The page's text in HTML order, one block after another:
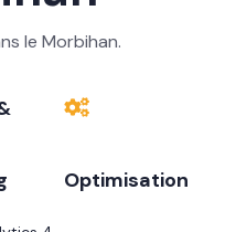
le Morbihan.
Optimisation